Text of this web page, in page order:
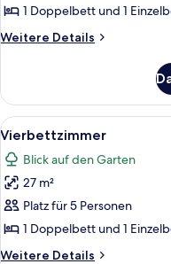
1 Doppelbett und 1
Weitere Details
Weitere
Alle
Fotos
für
Vierbettzimmer
anzeigen
4
Vierbettzimmer
Blick auf den Garten
27 m²
Platz für 5 Personen
1 Doppelbett und 1
Weitere Details
Weitere